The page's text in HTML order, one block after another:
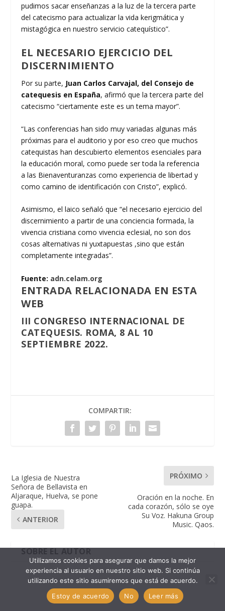
pudimos sacar enseñanzas a la luz de la tercera parte
del catecismo para actualizar la vida kerigmática y
mistagógica en nuestro servicio catequístico”.
EL NECESARIO EJERCICIO DEL
DISCERNIMIENTO
Por su parte, Juan Carlos Carvajal, del Consejo de
catequesis en España, afirmó que la tercera parte del
catecismo “ciertamente este es un tema mayor”.
“Las conferencias han sido muy variadas algunas más
próximas para el auditorio y por eso creo que muchos
catequistas han descubierto elementos esenciales para
la educación moral, como puede ser toda la referencia
a las Bienaventuranzas como experiencia de libertad y
como camino de identificación con Cristo”, explicó.
Asimismo, el laico señaló que “el necesario ejercicio del
discernimiento a partir de una conciencia formada, la
vivencia cristiana como vivencia eclesial, no son dos
cosas alternativas ni yuxtapuestas ,sino que están
completamente integradas”.
Fuente: adn.celam.org
ENTRADA RELACIONADA EN ESTA
WEB
III CONGRESO INTERNACIONAL DE
CATEQUESIS. ROMA, 8 AL 10
SEPTIEMBRE 2022.
COMPARTIR:
La Iglesia de Nuestra
Señora de Bellavista en
Aljaraque, Huelva, se pone
guapa.
ANTERIOR
PRÓXIMO
Oración en la noche. En
cada corazón, sólo se oye
Su Voz. Hakuna Group
Music. Qaos.
SOBRE EL AUTOR
Utilizamos cookies para asegurar que damos la mejor
experiencia al usuario en nuestro sitio web. Si continúa
utilizando este sitio asumiremos que está de acuerdo.
Estoy de acuerdo
No Leer más